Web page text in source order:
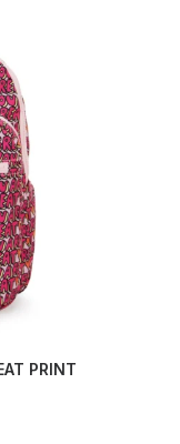
PRINT